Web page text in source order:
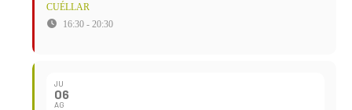
CUÉLLAR
16:30 - 20:30
JU
06
AG